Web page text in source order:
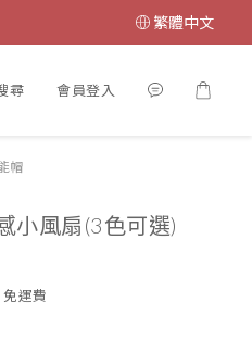
繁體中文
尋 會員登入
帽
小風扇(3色可選)
運費